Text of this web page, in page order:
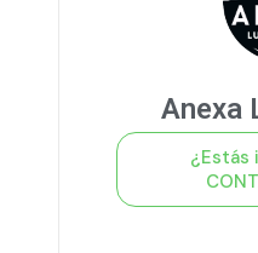
Anexa
¿Estás